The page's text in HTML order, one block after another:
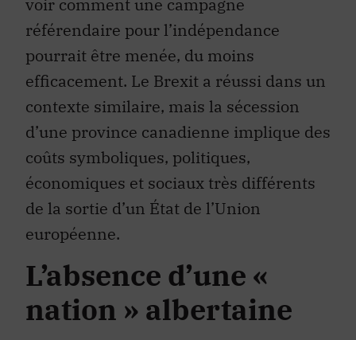
référendaire pour l’indépendance
pourrait être menée, du moins
efficacement. Le Brexit a réussi dans un
contexte similaire, mais la sécession
d’une province canadienne implique des
coûts symboliques, politiques,
économiques et sociaux très différents
de la sortie d’un État de l’Union
européenne.
L’absence d’une «
nation » albertaine